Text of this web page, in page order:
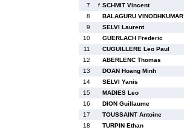
7
f SCHMIT Vincent
8
BALAGURU VINODHKUMAR
9
SELVI Laurent
10
GUERLACH Frederic
11
CUGUILLERE Leo Paul
12
ABERLENC Thomas
13
DOAN Hoang Minh
14
SELVI Yanis
15
MADIES Leo
16
DION Guillaume
17
TOUSSAINT Antoine
18
TURPIN Ethan